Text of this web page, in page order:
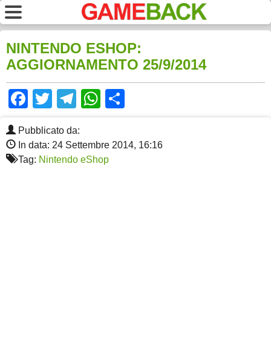
NINTENDO ESHOP:
AGGIORNAMENTO 25/9/2014
Facebook
TwitterTelegram
WhatsApp
Pubblicato da:
In data: 24 Settembre 2014, 16:16
Tag: Nintendo eShop